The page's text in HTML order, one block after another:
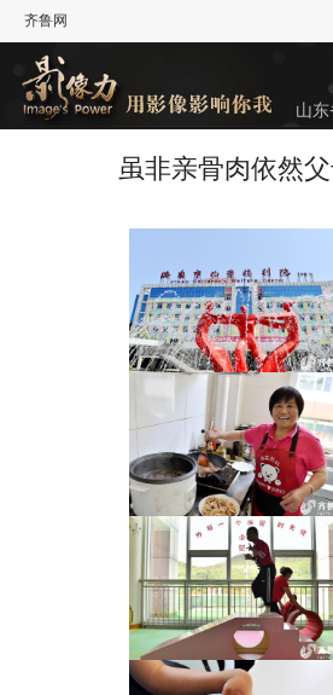
齐鲁网
山
虽非亲骨肉依然